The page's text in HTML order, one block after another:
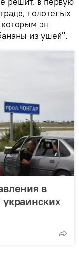
голотелых
он
из ушей".
в